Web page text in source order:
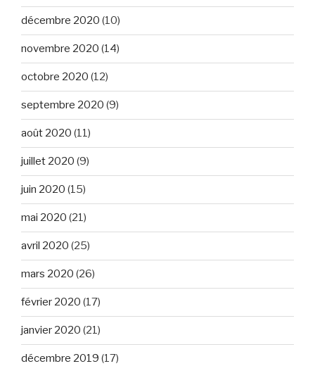
décembre 2020 (10)
novembre 2020 (14)
octobre 2020 (12)
septembre 2020 (9)
août 2020 (11)
juillet 2020 (9)
juin 2020 (15)
mai 2020 (21)
avril 2020 (25)
mars 2020 (26)
février 2020 (17)
janvier 2020 (21)
décembre 2019 (17)